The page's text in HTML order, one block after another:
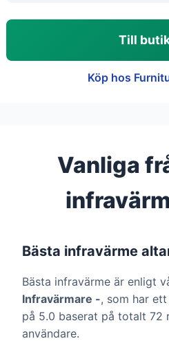
Till
Köp hos
Vanliga
Bästa infravärme
Bästa infravärme är enligt
Infravärmare -, som har
på 5.0 baserat på totalt 72
användare.